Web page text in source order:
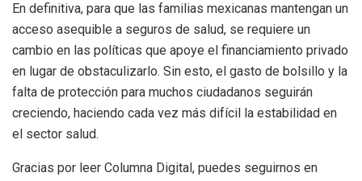
En definitiva, para que las familias mexicanas mantengan un
acceso asequible a seguros de salud, se requiere un
cambio en las políticas que apoye el financiamiento privado
en lugar de obstaculizarlo. Sin esto, el gasto de bolsillo y la
falta de protección para muchos ciudadanos seguirán
creciendo, haciendo cada vez más difícil la estabilidad en
el sector salud.
Gracias por leer Columna Digital, puedes seguirnos en